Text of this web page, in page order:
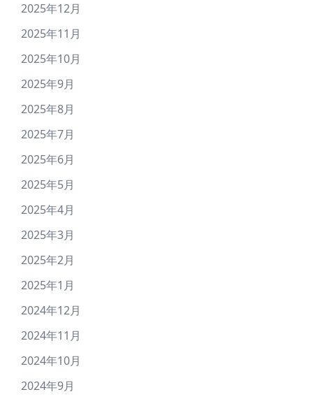
2025年12月
2025年11月
2025年10月
2025年9月
2025年8月
2025年7月
2025年6月
2025年5月
2025年4月
2025年3月
2025年2月
2025年1月
2024年12月
2024年11月
2024年10月
2024年9月